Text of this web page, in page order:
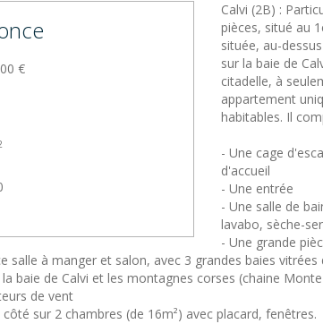
€
Calvi (2B) :
pièces, situé au
située, au-
sur la baie de
citadelle, à
appartement
habitables. Il
- Une cage
d'accueil
- Une entrée
- Une salle de
lavabo, sèche-
- Une grande
salle à manger et salon, avec 3 grandes baies
baie de Calvi et les montagnes corses (chaine
de vent
sur 2 chambres (de 16m²) avec placard, fenêtres.